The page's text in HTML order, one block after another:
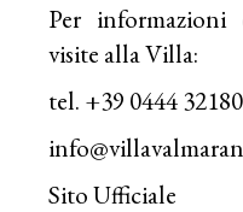
Per
visite alla Villa:
tel. +39 0444
Sito Ufficiale